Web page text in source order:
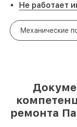
Не работает
Механические
ремонта